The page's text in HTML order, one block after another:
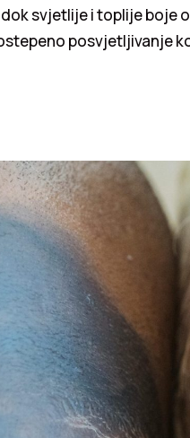
svjetlije i toplije boje
posvjetljivanje